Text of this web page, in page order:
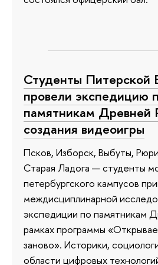
Студенты Питерской
провели экспедицию
памятникам Древней
создания видеоигры
Псков, Изборск, Выбуты,
Старая Ладога — студенты
петербургского кампусов
междисциплинарной
экспедиции по памятникам
рамках программы
заново». Историки,
области цифровых